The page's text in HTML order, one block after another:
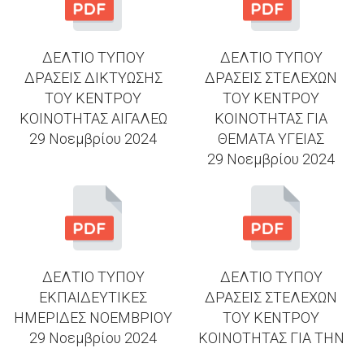
ΔΕΛΤΙΟ ΤΥΠΟΥ
ΔΡΑΣΕΙΣ ΔΙΚΤΥΩΣΗΣ
ΤΟΥ ΚΕΝΤΡΟΥ
ΚΟΙΝΟΤΗΤΑΣ ΑΙΓΑΛΕΩ
29 Νοεμβρίου 2024
ΔΕΛΤΙΟ ΤΥΠΟΥ
ΔΡΑΣΕΙΣ ΣΤΕΛΕΧΩΝ
ΤΟΥ ΚΕΝΤΡΟΥ
ΚΟΙΝΟΤΗΤΑΣ ΓΙΑ
ΘΕΜΑΤΑ ΥΓΕΙΑΣ
29 Νοεμβρίου 2024
ΔΕΛΤΙΟ ΤΥΠΟΥ
ΕΚΠΑΙΔΕΥΤΙΚΕΣ
ΗΜΕΡΙΔΕΣ ΝΟΕΜΒΡΙΟΥ
29 Νοεμβρίου 2024
ΔΕΛΤΙΟ ΤΥΠΟΥ
ΔΡΑΣΕΙΣ ΣΤΕΛΕΧΩΝ
ΤΟΥ ΚΕΝΤΡΟΥ
ΚΟΙΝΟΤΗΤΑΣ ΓΙΑ ΤΗΝ